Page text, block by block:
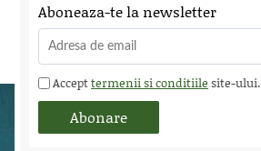
Aboneaza-te la newsletter
Accepttermenii si conditiile site-ului.